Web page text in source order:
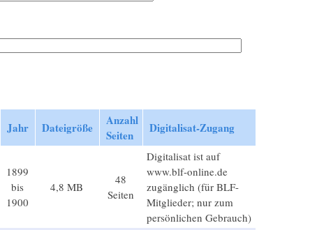
Jahr Dateigröße
Anzahl
Seiten
Digitalisat-Zugang
1899
bis
1900
4,8 MB
48
Seiten
Digitalisat ist auf
www.blf-online.de
zugänglich (für BLF-
Mitglieder; nur zum
persönlichen Gebrauch)